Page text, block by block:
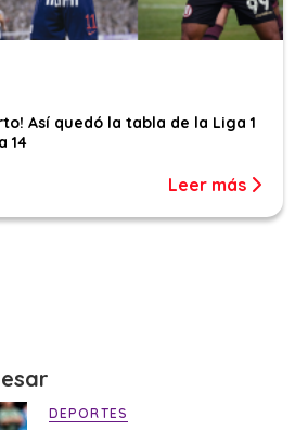
Así quedó la tabla de la Liga 1
14
Leer más
DEPORTES